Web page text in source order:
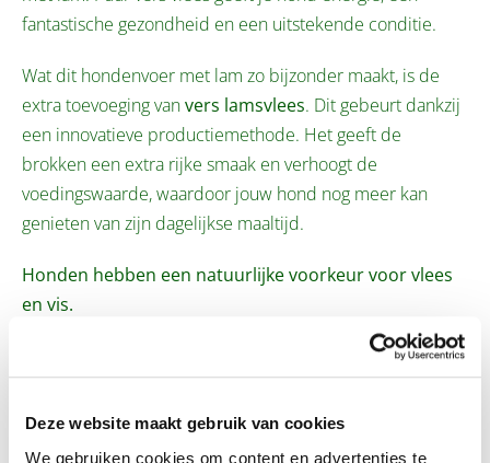
Deze website maakt gebruik van cookies
We gebruiken cookies om content en advertenties te
fantastische gezondheid en een uitstekende conditie.
Wat dit hondenvoer met lam zo bijzonder maakt, is de
extra toevoeging vanvers lamsvlees. Dit gebeurt dankzij
een innovatieve productiemethode. Het geeft de
brokken een extra rijke smaak en verhoogt de
voedingswaarde, waardoor jouw hond nog meer kan
genieten van zijn dagelijkse maaltijd.
Honden hebben een natuurlijke voorkeur voor vlees
en vis.